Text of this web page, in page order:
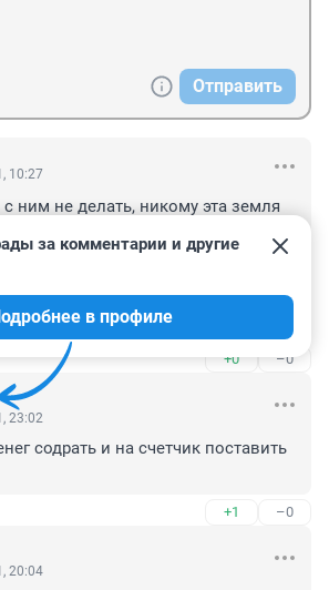
Отправить
10:27
ним не делать, никому эта земля
ГАРАЖАМИ ПРИВАТИЗИРУЕТ НА
КООПЕРАТИВЕ) ПЕРСОНАЖ С
ФАМИЛИЕЙ (ЗАКАНЧИВАЕТСЯ
ЗАЧЕМ.
+0 –0
за комментарии и другие
в профиле
23:02
содрать и на счетчик поставить
+1 –0
20:04